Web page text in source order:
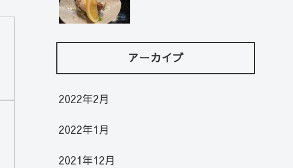
アーカイブ
2022年2月
2022年1月
2021年12月